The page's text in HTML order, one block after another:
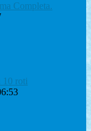
Completa.
10 roti